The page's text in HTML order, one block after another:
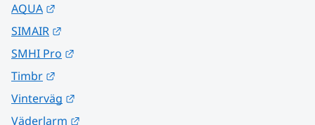
AQUA
SIMAIR
SMHI Pro
Timbr
Vinterväg
Väderlarm